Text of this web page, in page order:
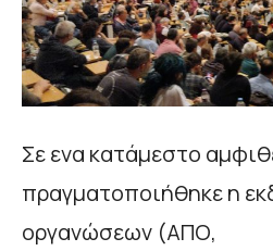
Σε ενα κατάμεστο
πραγματοποιήθηκε η
οργανώσεων (ΑΠΟ,